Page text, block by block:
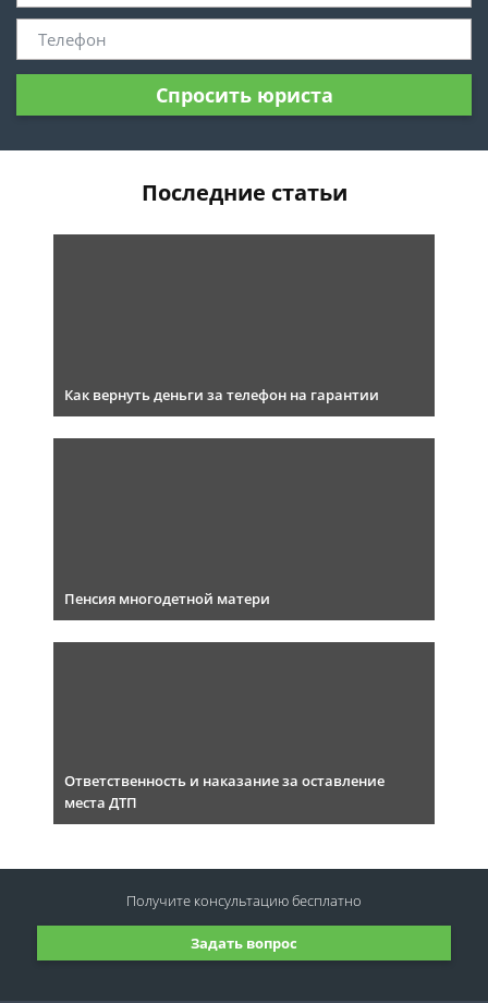
Спросить юриста
Последние статьи
Как вернуть деньги за телефон на гарантии
Пенсия многодетной матери
Ответственность и наказание за оставление
места ДТП
Задать вопрос
Получите консультациюбесплатно